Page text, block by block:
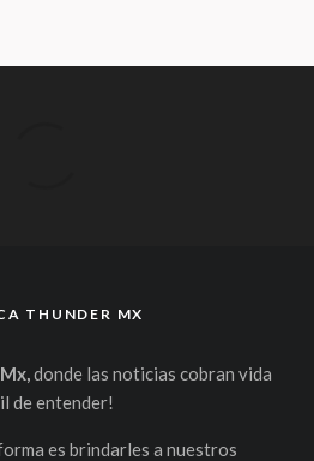
THUNDER MX
donde las noticias cobran vida
de entender!
es brindarles a nuestros